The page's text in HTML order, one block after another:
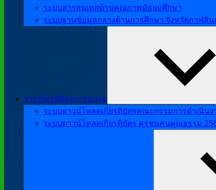
ระบบสารสนเทศด้านคุณภาพมัธยมศึกษา
ระบบฐานข้อมูลกลางด้านการศึกษา จังหวัดกาฬสิน
รวมเกียรติบัตรการอบรม
ระบบดาวน์โหลดเกียรติบัตรคณะกรรมการดำเนิน
ระบบดาวน์โหลดเกียรติบัตร คุรุชนคนคุณธรรม